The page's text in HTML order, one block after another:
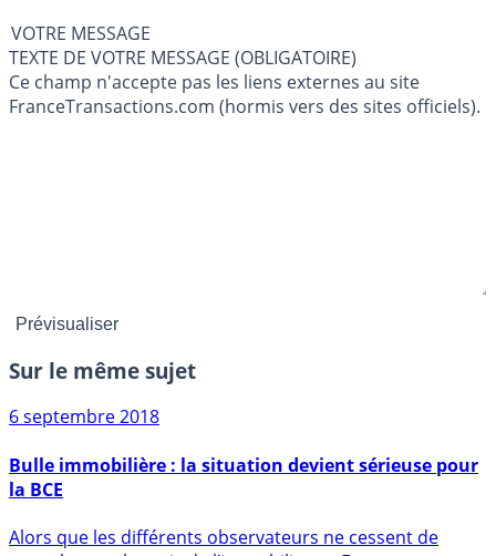
VOTRE MESSAGE
TEXTE DE VOTRE MESSAGE (OBLIGATOIRE)
Ce champ n'accepte pas les liens externes au site
FranceTransactions.com (hormis vers des sites officiels).
Sur le même sujet
Bulle immobilière : la situation devient sérieuse pour